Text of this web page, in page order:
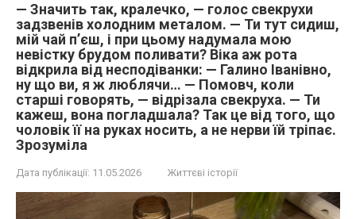
— Значить так, кралечко, — голос свекрухи
задзвенів холодним металом. — Ти тут сидиш,
мій чай п’єш, і при цьому надумала мою
невістку брудом поливати? Віка аж рота
відкрила від несподіванки: — Галино Іванівно,
ну що ви, я ж люблячи… — Помовч, коли
старші говорять, — відрізала свекруха. — Ти
кажеш, вона погладшала? Так це від того, що
чоловік її на руках носить, а не нерви їй тріпає.
Зрозуміла
Дата публікації: 11.05.2026 Життєві історії